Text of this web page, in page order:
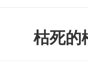
枯死的